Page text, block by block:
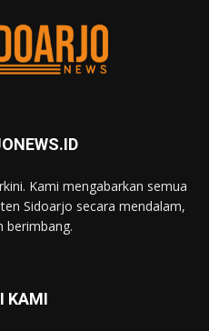
Kami mengabarkan semua
Sidoarjo secara mendalam,
berimbang.
KAMI